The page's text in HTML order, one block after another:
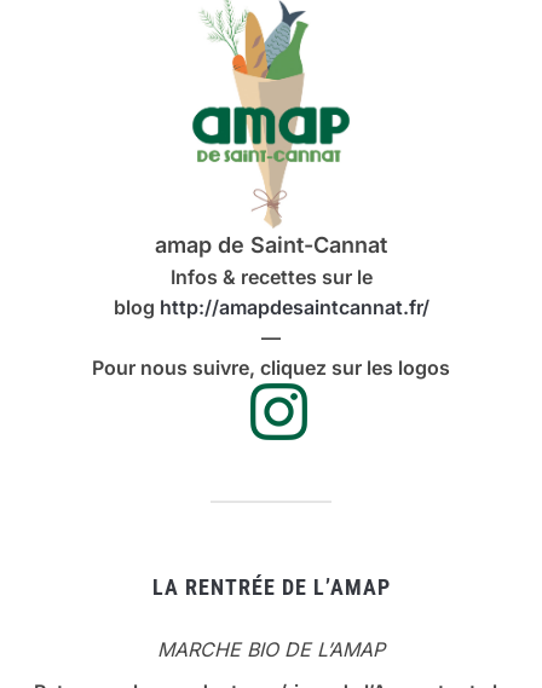
amap de Saint-Cannat
Infos & recettes sur le
blog http://amapdesaintcannat.fr/
—
Pour nous suivre, cliquez sur les logos
LA RENTRÉE DE L’AMAP
MARCHE BIO DE L’AMAP